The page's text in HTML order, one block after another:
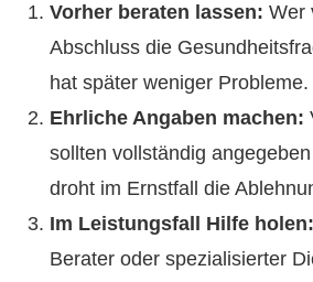
Vorher beraten lassen: Wer
Abschluss die
hat später weniger Probleme.
Ehrliche Angaben machen:
sollten vollständig
droht im Ernstfall die
Im Leistungsfall Hilfe holen:
Berater oder spezialisierter